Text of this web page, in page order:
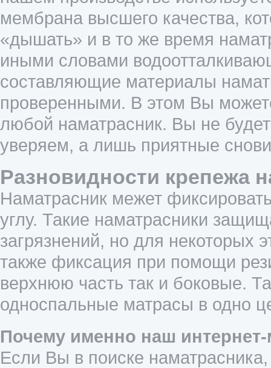
мембрана высшего качества,
«дышать» и в то же время
иными словами
составляющие материалы
проверенными. В этом Вы
любой наматрасник. Вы не
уверяем, а лишь приятные
Разновидности крепежа
Наматрасник межет
углу. Такие наматрасники
загрязнений, но для некоторых
также фиксация при помощи
верхнюю часть так и боковые.
односпальные матрасы в одно
Почему именно наш интернет-
Если Вы в поиске